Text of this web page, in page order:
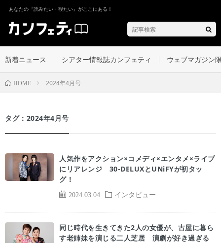
あなたの『読みたい・観たい』がここにある！
新着ニュース シアター情報誌カンフェティ ウェブマガジン
HOME 2024年4月号
タグ：2024年4月号
2024.03.04 インタビュー
人気作をアクション×コメディ×エンタメ×ライブ
にリアレンジ 30-DELUXとUNiFYが初タッ
グ！
同じ時代を生きてきた2人の女優が、古屋に暮ら
す老姉妹を演じる二人芝居 演劇が好き過ぎる